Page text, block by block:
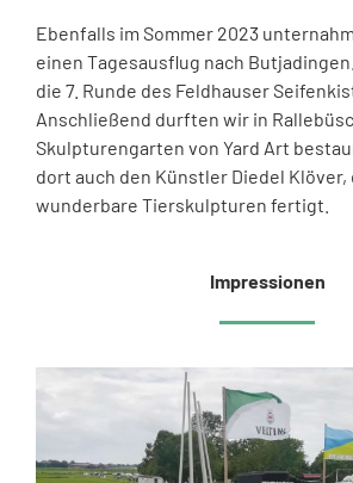
Ebenfalls im Sommer 2023
einen Tagesausflug nach
die 7. Runde des Feldhauser
Anschließend durften wir in
Skulpturengarten von Yard Art
dort auch den Künstler Diedel
wunderbare Tierskulpturen fertigt.
Impressionen